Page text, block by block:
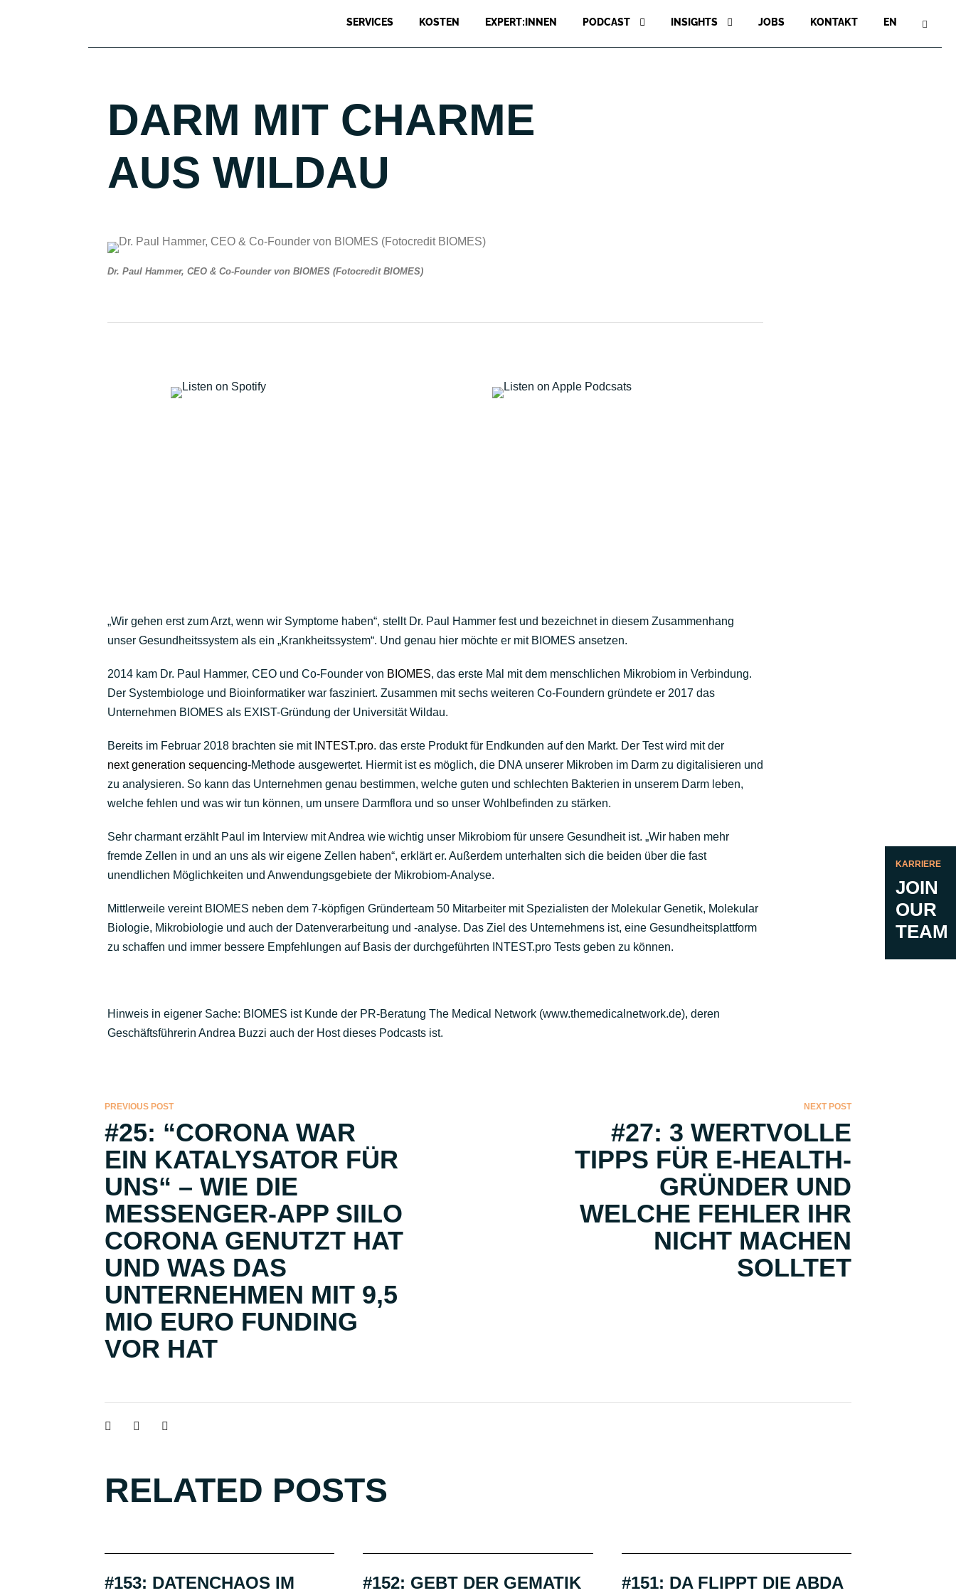
SERVICES KOSTEN EXPERT:INNEN PODCAST INSIGHTS JOBS KONTAKT EN
DARM MIT CHARME
AUS WILDAU
Dr. Paul Hammer, CEO & Co-Founder von BIOMES (Fotocredit BIOMES)
„Wir gehen erst zum Arzt, wenn wir Symptome haben“, stellt Dr. Paul Hammer fest und bezeichnet in diesem Zusammenhang
unser Gesundheitssystem als ein „Krankheitssystem“. Und genau hier möchte er mit BIOMES ansetzen.
2014 kam Dr. Paul Hammer, CEO und Co-Founder von BIOMES, das erste Mal mit dem menschlichen Mikrobiom in Verbindung.
Der Systembiologe und Bioinformatiker war fasziniert. Zusammen mit sechs weiteren Co-Foundern gründete er 2017 das
Unternehmen BIOMES als EXIST-Gründung der Universität Wildau.
Bereits im Februar 2018 brachten sie mit INTEST.pro. das erste Produkt für Endkunden auf den Markt. Der Test wird mit der
next generation sequencing-Methode ausgewertet. Hiermit ist es möglich, die DNA unserer Mikroben im Darm zu digitalisieren und
zu analysieren. So kann das Unternehmen genau bestimmen, welche guten und schlechten Bakterien in unserem Darm leben,
welche fehlen und was wir tun können, um unsere Darmflora und so unser Wohlbefinden zu stärken.
Sehr charmant erzählt Paul im Interview mit Andrea wie wichtig unser Mikrobiom für unsere Gesundheit ist. „Wir haben mehr
fremde Zellen in und an uns als wir eigene Zellen haben“, erklärt er. Außerdem unterhalten sich die beiden über die fast
unendlichen Möglichkeiten und Anwendungsgebiete der Mikrobiom-Analyse.
Mittlerweile vereint BIOMES neben dem 7-köpfigen Gründerteam 50 Mitarbeiter mit Spezialisten der Molekular Genetik, Molekular
Biologie, Mikrobiologie und auch der Datenverarbeitung und -analyse. Das Ziel des Unternehmens ist, eine Gesundheitsplattform
zu schaffen und immer bessere Empfehlungen auf Basis der durchgeführten INTEST.pro Tests geben zu können.
Hinweis in eigener Sache: BIOMES ist Kunde der PR-Beratung The Medical Network (www.themedicalnetwork.de), deren
Geschäftsführerin Andrea Buzzi auch der Host dieses Podcasts ist.
PREVIOUS POST
#25: “CORONA WAR
EIN KATALYSATOR FÜR
UNS“ – WIE DIE
MESSENGER-APP SIILO
CORONA GENUTZT HAT
UND WAS DAS
UNTERNEHMEN MIT 9,5
MIO EURO FUNDING
VOR HAT
NEXT POST
#27: 3 WERTVOLLE
TIPPS FÜR E-HEALTH-
GRÜNDER UND
WELCHE FEHLER IHR
NICHT MACHEN
SOLLTET
RELATED POSTS
#153: DATENCHAOS IM
#152: GEBT DER GEMATIK
#151: DA FLIPPT DIE ABDA
KARRIERE
JOIN
OUR
TEAM